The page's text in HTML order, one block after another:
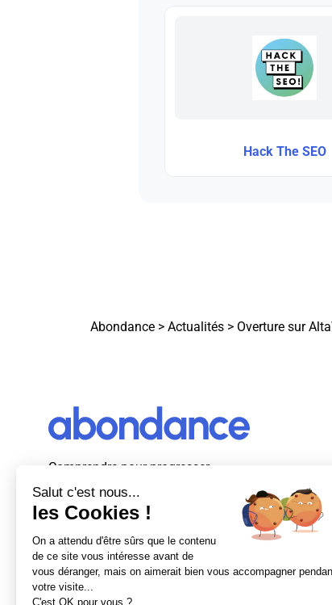
Hack The SEO
Abondance > Actualités > Overture sur
Comprendre pour progresser
Abondance, le premier média d’actualité
autour du SEO et des moteurs de recherche
en France.